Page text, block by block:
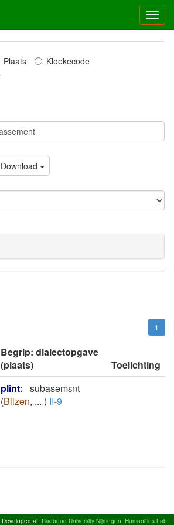
Plaats
Kloekecode
Download
1
Begrip: dialectopgave
(plaats)
Toelichting
plint: subasǝmɛnt
(Bilzen, ... ) II-9
Developed at: Radboud University Nijmegen, Humanities Lab,